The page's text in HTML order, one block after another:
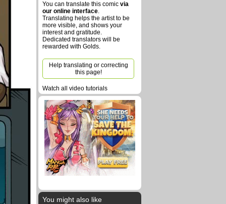
You can translate this comic via
our online interface.
Translating helps the artist to be
more visible, and shows your
interest and gratitude.
Dedicated translators will be
rewarded with Golds.
Help translating or correcting
this page!
Watch all video tutorials
You might also like